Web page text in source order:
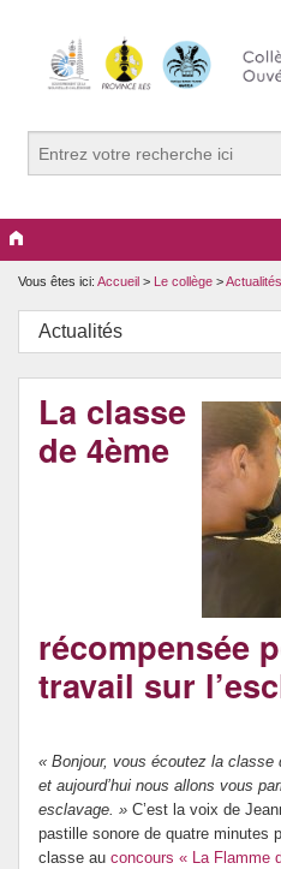
Le collège
Projets pédagogiques
Santé et prévention
Culture et citoyenneté
Vous êtes ici: Accueil > Le collège >Actualités
Actualités
La classe
de 4ème
récompensée
travail sur
« Bonjour, vous écoutez la classe
et aujourd’hui nous allons vous
esclavage. » C’est la voix de
pastille sonore de quatre minutes
classe au concours « La Flamme